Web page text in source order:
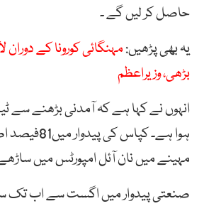
حاصل کر لیں گے ۔
یہ بھی پڑھیں:مہنگائی کورونا کے
بڑھی، وزیراعظم
انہوں نے کہا ہے کہ آمدنی بڑھنے سے
ہوا ہے۔ کپاس
مہینے میں نان آئل امپورٹس میں ساڑھے 12فیصد کمی